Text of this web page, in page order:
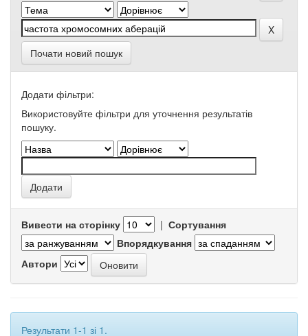
Почати новий пошук
Додати фільтри:
Використовуйте фільтри для уточнення результатів
пошуку.
Вивести на сторінку | Сортування
Впорядкування
Автори
Результати 1-1 зі 1.